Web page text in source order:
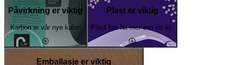
Påvirkning er viktig
Karbon er vår nye kalori
Plast er viktig
Plast bør ha mer enn ett liv.
Emballasje er viktig